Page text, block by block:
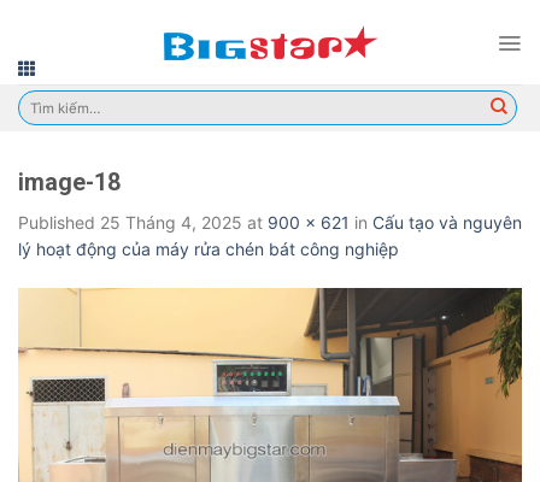
content
Tìm
kiếm:
image-18
Published 25 Tháng 4, 2025 at 900 × 621 in Cấu tạo và nguyên
lý hoạt động của máy rửa chén bát công nghiệp